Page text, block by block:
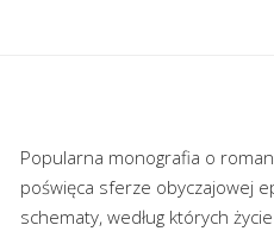
Popularna monografia o
poświęca sferze obyczajowej
schematy, według których